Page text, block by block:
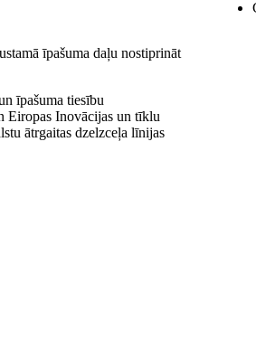
īpašuma daļu nostiprināt
īpašuma tiesību
Eiropas Inovācijas un tīklu
ātrgaitas dzelzceļa līnijas